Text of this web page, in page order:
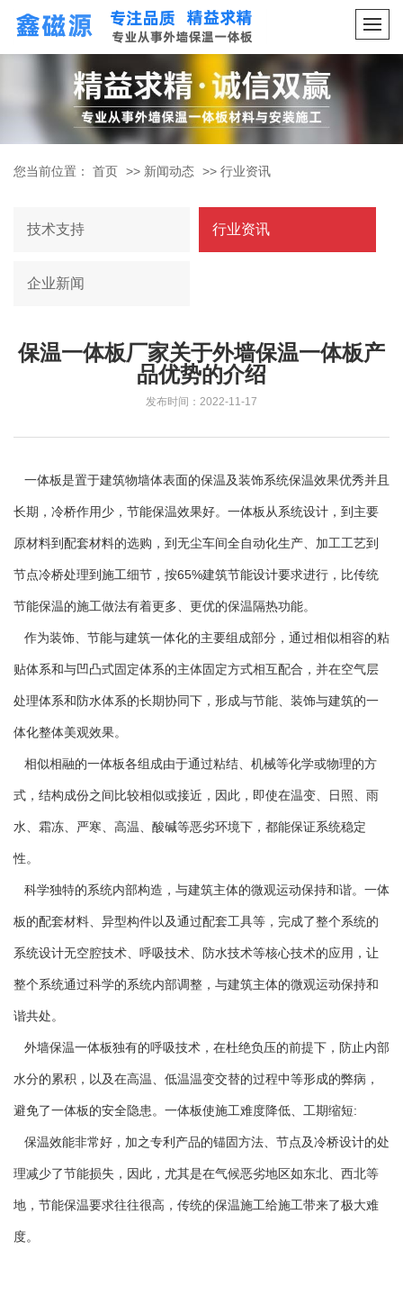
您当前位置： 首页 >> 新闻动态 >> 行业资讯
技术支持 行业资讯
企业新闻
保温一体板厂家关于外墙保温一体板产
品优势的介绍
发布时间：2022-11-17
一体板是置于建筑物墙体表面的保温及装饰系统保温效果优秀并且
长期，冷桥作用少，节能保温效果好。一体板从系统设计，到主要
原材料到配套材料的选购，到无尘车间全自动化生产、加工工艺到
节点冷桥处理到施工细节，按65%建筑节能设计要求进行，比传统
节能保温的施工做法有着更多、更优的保温隔热功能。
作为装饰、节能与建筑一体化的主要组成部分，通过相似相容的粘
贴体系和与凹凸式固定体系的主体固定方式相互配合，并在空气层
处理体系和防水体系的长期协同下，形成与节能、装饰与建筑的一
体化整体美观效果。
相似相融的一体板各组成由于通过粘结、机械等化学或物理的方
式，结构成份之间比较相似或接近，因此，即使在温变、日照、雨
水、霜冻、严寒、高温、酸碱等恶劣环境下，都能保证系统稳定
性。
科学独特的系统内部构造，与建筑主体的微观运动保持和谐。一体
板的配套材料、异型构件以及通过配套工具等，完成了整个系统的
系统设计无空腔技术、呼吸技术、防水技术等核心技术的应用，让
整个系统通过科学的系统内部调整，与建筑主体的微观运动保持和
谐共处。
外墙保温一体板独有的呼吸技术，在杜绝负压的前提下，防止内部
水分的累积，以及在高温、低温温变交替的过程中等形成的弊病，
避免了一体板的安全隐患。一体板使施工难度降低、工期缩短:
保温效能非常好，加之专利产品的锚固方法、节点及冷桥设计的处
理减少了节能损失，因此，尤其是在气候恶劣地区如东北、西北等
地，节能保温要求往往很高，传统的保温施工给施工带来了极大难
度。